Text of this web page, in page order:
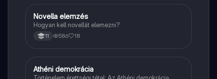
Magyar
Novella elemzés
Hogyan kell novellát elemezni?
11 586 18
Töri
Athéni demokrácia